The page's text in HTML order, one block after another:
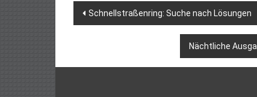
Beitragsnavigation
Schnellstraßenring: Suche nach Lösungen
Nächtliche